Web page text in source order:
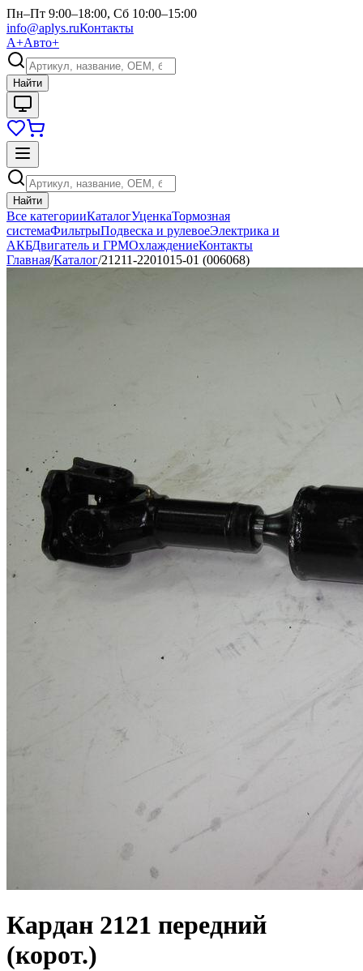
Пн–Пт 9:00–18:00, Сб 10:00–15:00
info@aplys.ruКонтакты
А+Авто+
Найти
Найти
Все категорииКаталогУценкаТормозная
системаФильтрыПодвеска и рулевоеЭлектрика и
АКБДвигатель и ГРМОхлаждениеКонтакты
Главная/Каталог/21211-2201015-01 (006068)
Кардан 2121 передний
(корот.)